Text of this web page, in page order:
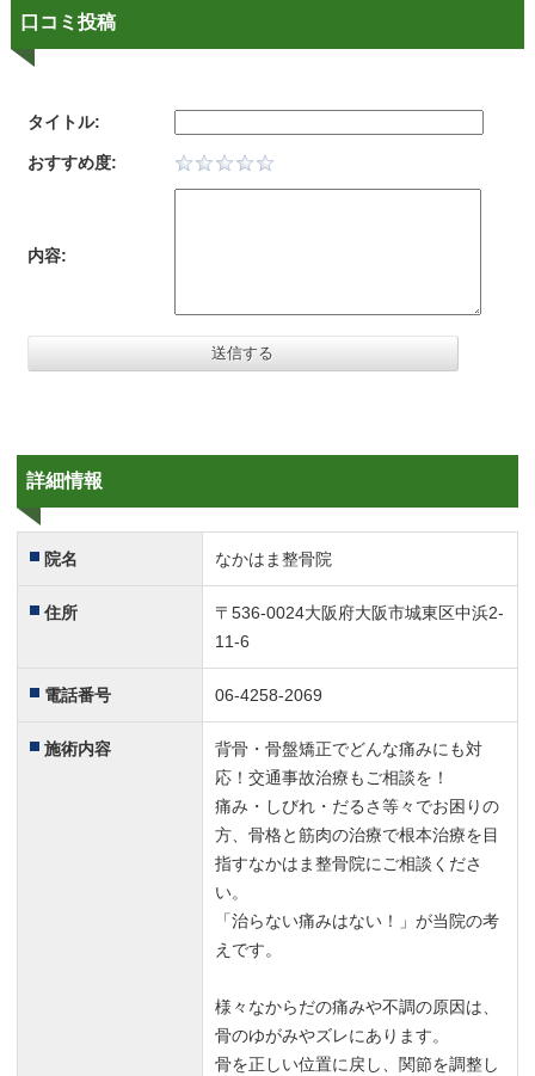
口コミ投稿
タイトル:
おすすめ度:
内容:
詳細情報
院名 なかはま整骨院
住所
〒536-0024大阪府大阪市城東区中浜2-
11-6
電話番号 06-4258-2069
施術内容
背骨・骨盤矯正でどんな痛みにも対
応！交通事故治療もご相談を！
痛み・しびれ・だるさ等々でお困りの
方、骨格と筋肉の治療で根本治療を目
指すなかはま整骨院にご相談くださ
い。
「治らない痛みはない！」が当院の考
えです。
様々なからだの痛みや不調の原因は、
骨のゆがみやズレにあります。
骨を正しい位置に戻し、関節を調整し